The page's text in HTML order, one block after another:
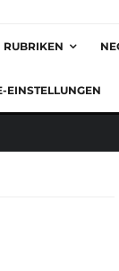
RUBRIKEN
EINSTELLUNGEN